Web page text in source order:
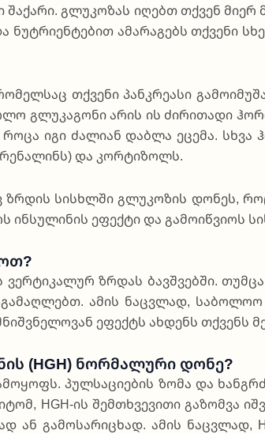
გლუ­კო­ზას იღებთ თქვენ მი­ერ
ნუ­ტრი­ენ­ტე­ბით ამა­რა­გებს თქვე­ნი
თქვე­ნი პან­კრე­ა­სი
გლუ­კა­გო­ნი არის ის ძი­რი­თა­დი
იგი ძა­ლი­ან და­ბლა ეცე­მა. სხვა
და კორ­ტი­ზოლს.
ზრდის სის­ხლში გლუ­კო­ზის დო­ნეს,
ინ­სუ­ლი­ნის ეფექ­ტი და გა­მო­იწ­ვი­ოს
ზრდას ბავ­შვებ­ში.
ამის ნაც­ვლად, სა­ბო­ლოო
ეფექტს ახ­დენს თქვენს
(HGH) Ნორმალური Დონე?
პულ­სა­ცი­ე­ბის ზო­მა და
HGH-ის შემთ­ხვე­ვი­თი გა­ზომ­ვა
ან გა­მო­სა­რიც­ხად. ამის ნაც­ვლად,